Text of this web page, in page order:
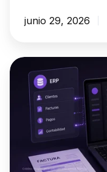
junio 29, 2026